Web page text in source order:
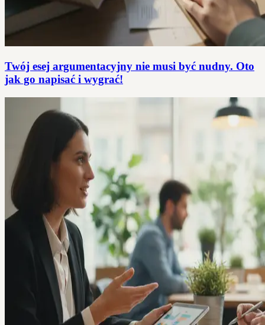
Twój esej argumentacyjny nie musi być nudny. Oto
jak go napisać i wygrać!